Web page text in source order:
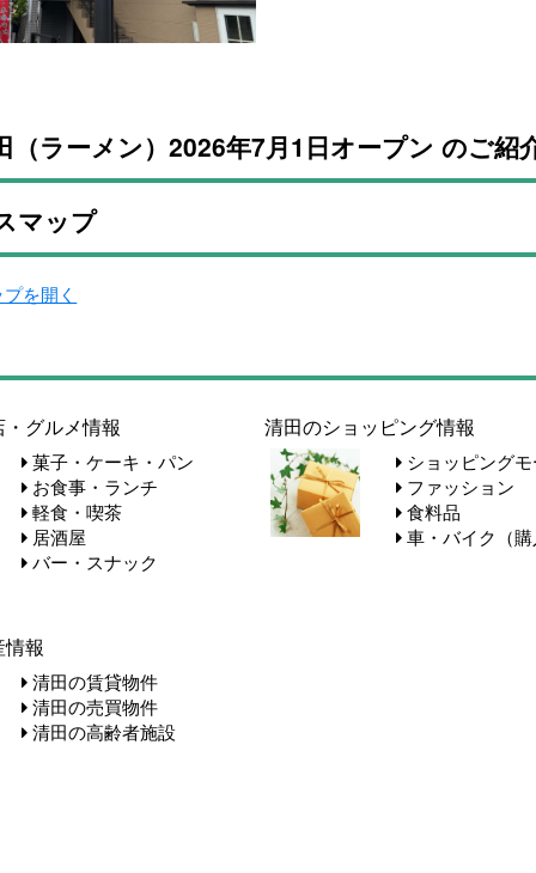
（ラーメン）2026年7月1日オープン のご紹
マップ
を開く
グルメ情報
菓子・ケーキ・パン
お食事・ランチ
軽食・喫茶
居酒屋
バー・スナック
清田のショッピング情報
ショッピングモ
ファッション
食料品
車・バイク（購
報
清田の賃貸物件
清田の売買物件
清田の高齢者施設